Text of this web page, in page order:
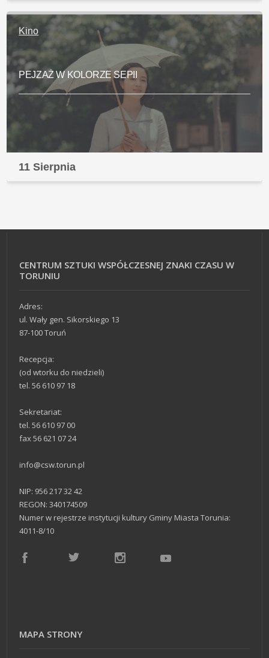
Kino
PEJZAŻ W KOLORZE SEPII
11 Sierpnia
CENTRUM SZTUKI WSPÓŁCZESNEJ ZNAKI CZASU W
TORUNIU
Adres:
ul. Wały gen. Sikorskiego 13
87-100 Toruń
Recepcja:
(od wtorku do niedzieli)
tel. 56 610 97 18
Sekretariat:
tel. 56 610 97 00
fax 56 621 07 24
info@csw.torun.pl
NIP: 956 217 32 42
REGON: 340174509
Numer w rejestrze instytucji kultury Gminy Miasta Torunia:
4011-8/10
MAPA STRONY